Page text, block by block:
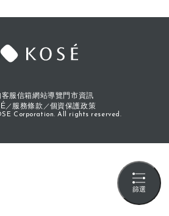
篩選
客服信箱網站導覽門市資訊
服務條款 個資保護政策
Corporation. All rights reserved.